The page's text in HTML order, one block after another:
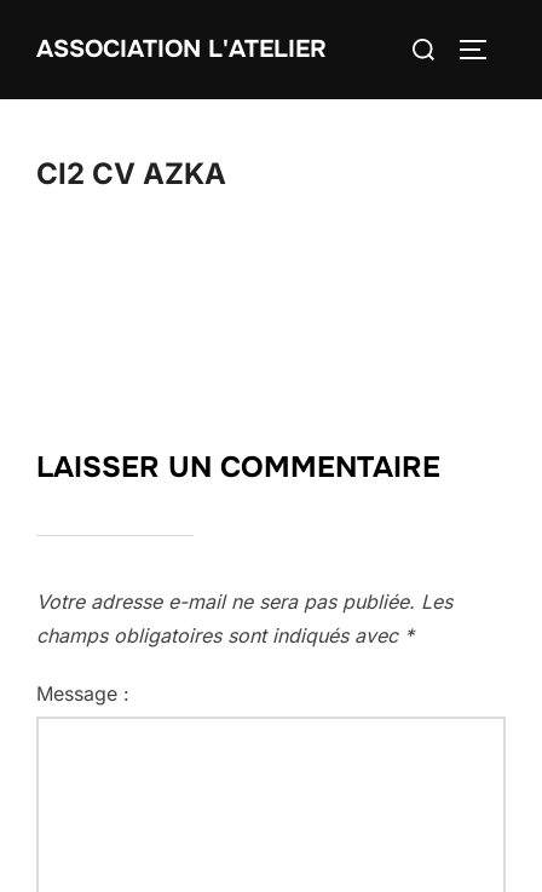
ASSOCIATION L'ATELIER Rechercher :
CI2 CV AZKA
LAISSER UN COMMENTAIRE
Votre adresse e-mail ne sera pas publiée. Les
champs obligatoires sont indiqués avec *
Message :